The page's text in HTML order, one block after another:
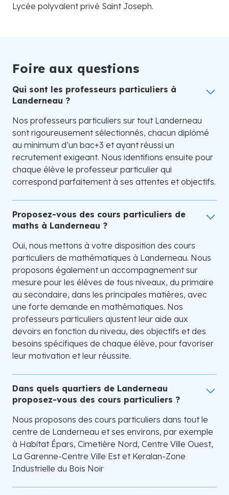
Lycée polyvalent privé Saint Joseph.
Foire aux questions
Qui sont les professeurs particuliers à
Landerneau ?
Nos professeurs particuliers sur tout Landerneau
sont rigoureusement sélectionnés, chacun diplômé
au minimum d’un bac+3 et ayant réussi un
recrutement exigeant. Nous identifions ensuite pour
chaque élève le professeur particulier qui
correspond parfaitement à ses attentes et objectifs.
Proposez-vous des cours particuliers de
maths à Landerneau ?
Oui, nous mettons à votre disposition des cours
particuliers de mathématiques à Landerneau. Nous
proposons également un accompagnement sur
mesure pour les élèves de tous niveaux, du primaire
au secondaire, dans les principales matières, avec
une forte demande en mathématiques. Nos
professeurs particuliers ajustent leur aide aux
devoirs en fonction du niveau, des objectifs et des
besoins spécifiques de chaque élève, pour favoriser
leur motivation et leur réussite.
Dans quels quartiers de Landerneau
proposez-vous des cours particuliers ?
Nous proposons des cours particuliers dans tout le
centre de Landerneau et ses environs, par exemple
à Habitat Épars, Cimetière Nord, Centre Ville Ouest,
La Garenne-Centre Ville Est et Keralan-Zone
Industrielle du Bois Noir